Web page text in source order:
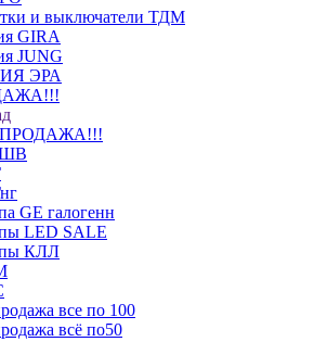
и выключатели ТДМ
GIRA
JUNG
ЭРА
GE галогенн
LED SALE
КЛЛ
все по 100
всё по50